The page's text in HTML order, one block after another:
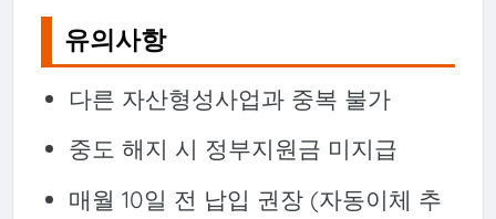
유의사항
다른 자산형성사업과 중복 불가
중도 해지 시 정부지원금 미지급
매월 10일 전 납입 권장 (자동이체 추